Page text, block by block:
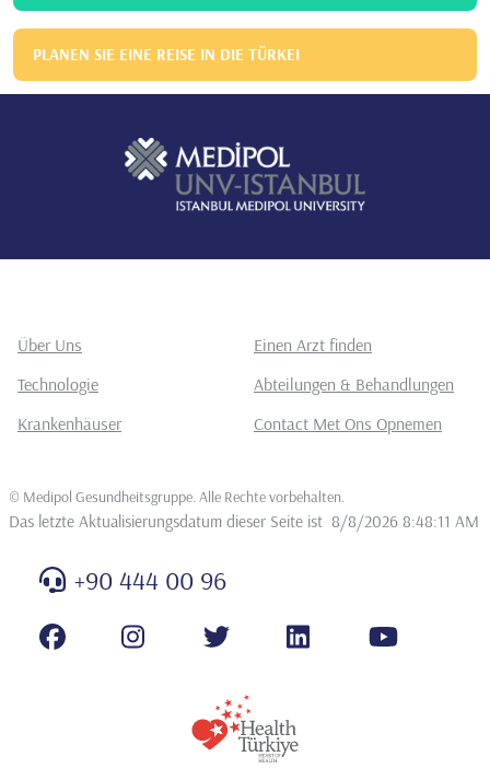
PLANEN SIE EINE REISE IN DIE TÜRKEI
Über Uns
Einen Arzt finden
Technologie
Abteilungen & Behandlungen
Krankenhäuser
Contact Met Ons Opnemen
© Medipol Gesundheitsgruppe. Alle Rechte vorbehalten
Das letzte Aktualisierungsdatum dieser Seite ist 8/8/2026 8:48:11 AM
+90 444 00 96